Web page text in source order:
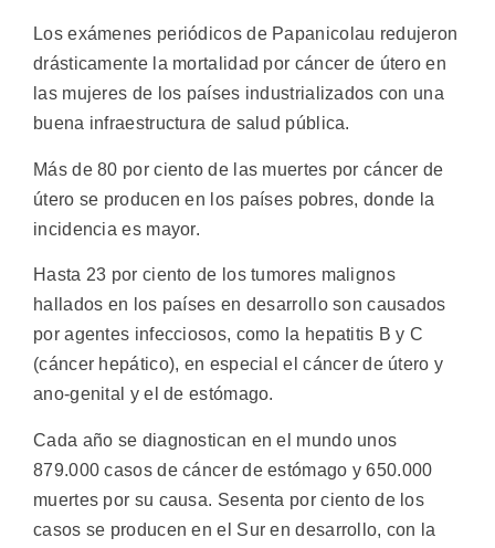
Los exámenes periódicos de Papanicolau redujeron
drásticamente la mortalidad por cáncer de útero en
las mujeres de los países industrializados con una
buena infraestructura de salud pública.
Más de 80 por ciento de las muertes por cáncer de
útero se producen en los países pobres, donde la
incidencia es mayor.
Hasta 23 por ciento de los tumores malignos
hallados en los países en desarrollo son causados
por agentes infecciosos, como la hepatitis B y C
(cáncer hepático), en especial el cáncer de útero y
ano-genital y el de estómago.
Cada año se diagnostican en el mundo unos
879.000 casos de cáncer de estómago y 650.000
muertes por su causa. Sesenta por ciento de los
casos se producen en el Sur en desarrollo, con la